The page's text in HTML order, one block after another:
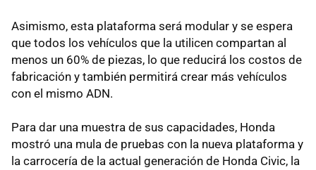
Asimismo, esta plataforma será modular y se espera
que todos los vehículos que la utilicen compartan al
menos un 60% de piezas, lo que reducirá los costos de
fabricación y también permitirá crear más vehículos
con el mismo ADN.
Para dar una muestra de sus capacidades, Honda
mostró una mula de pruebas con la nueva plataforma y
la carrocería de la actual generación de Honda Civic, la